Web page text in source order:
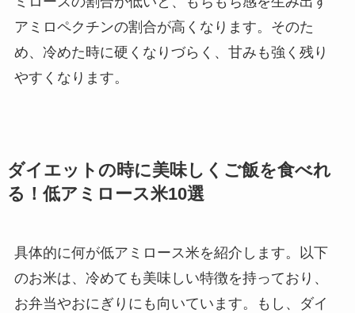
アミロペクチンの割合が高くなります。そのた
め、冷めた時に硬くなりづらく、甘みも強く残り
やすくなります。
ダイエットの時に美味しくご飯を食べれ
る！低アミロース米10選
具体的に何が低アミロース米を紹介します。以下
のお米は、冷めても美味しい特徴を持っており、
お弁当やおにぎりにも向いています。もし、ダイ